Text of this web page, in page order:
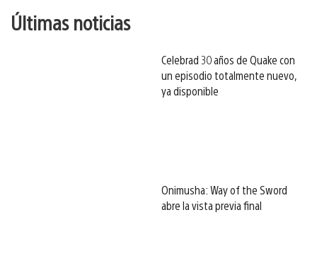
Últimas noticias
Celebrad 30 años de Quake con
un episodio totalmente nuevo,
ya disponible
Onimusha: Way of the Sword
abre la vista previa final